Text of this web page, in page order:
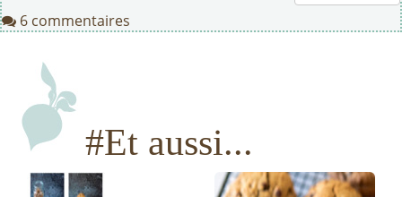
6 commentaires
#Et aussi...